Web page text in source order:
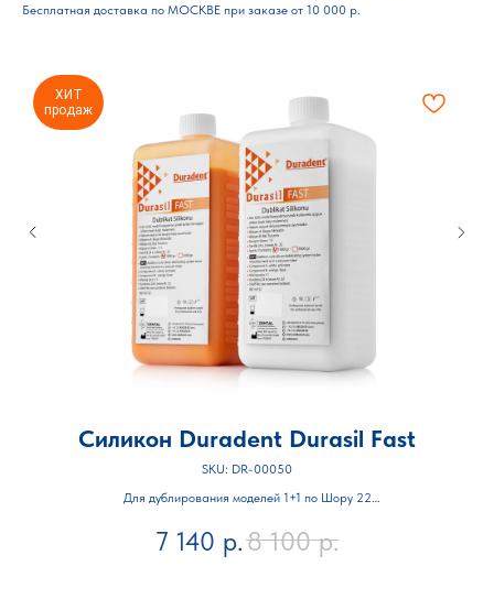
Бесплатная доставка по МОСКВЕ при заказе от 10 000 р.
ХИТ
продаж
Силикон Duradent Durasil Fast
SKU: DR-00050
Для дублирования моделей 1+1 по Шору 22
Объём 1 кг + 1 кг
7 140 р.8 100 р.